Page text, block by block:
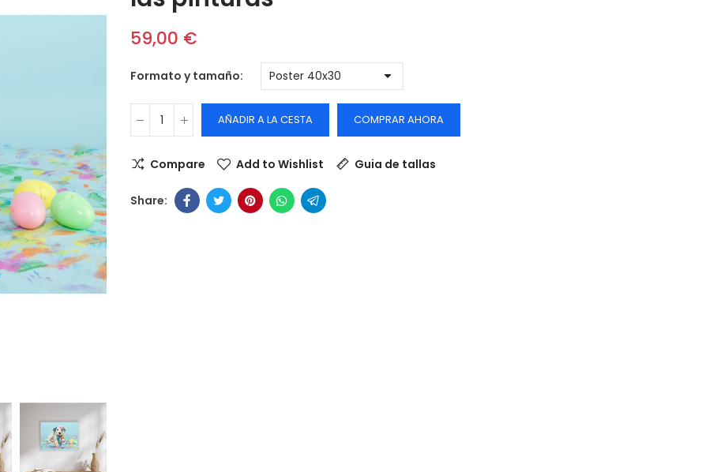
59,00 €
Formato y tamaño
AÑADIR A LA CESTA COMPRAR AHORA
Compare Add to Wishlist Guia de tallas